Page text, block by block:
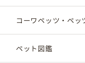
コーワペッツ・ペッ
ペット図鑑